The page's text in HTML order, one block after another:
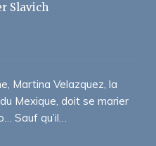
Slavich
Martina Velazquez, la
Mexique, doit se marier
Sauf qu’il…